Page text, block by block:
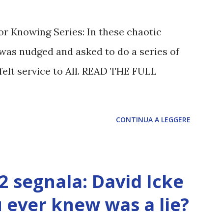
Knowing Series: In these chaotic
nudged and asked to do a series of
service to All. READ THE FULL
CONTINUA A LEGGERE
segnala: David Icke
knew was a lie?